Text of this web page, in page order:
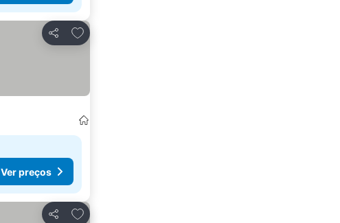
Partilhar
Adicionar aos favoritos
Ver preços
Partilhar
Adicionar aos favoritos